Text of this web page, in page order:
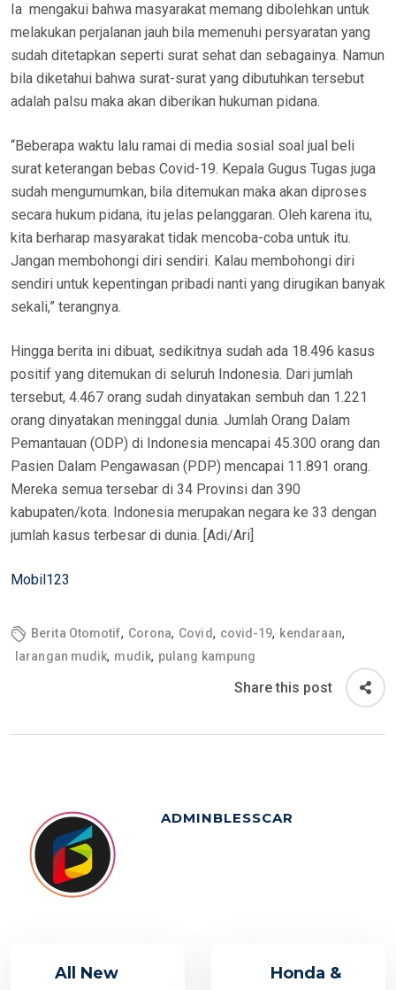
Ia mengakui bahwa masyarakat memang dibolehkan untuk
melakukan perjalanan jauh bila memenuhi persyaratan yang
sudah ditetapkan seperti surat sehat dan sebagainya. Namun
bila diketahui bahwa surat-surat yang dibutuhkan tersebut
adalah palsu maka akan diberikan hukuman pidana.
“Beberapa waktu lalu ramai di media sosial soal jual beli
surat keterangan bebas Covid-19. Kepala Gugus Tugas juga
sudah mengumumkan, bila ditemukan maka akan diproses
secara hukum pidana, itu jelas pelanggaran. Oleh karena itu,
kita berharap masyarakat tidak mencoba-coba untuk itu.
Jangan membohongi diri sendiri. Kalau membohongi diri
sendiri untuk kepentingan pribadi nanti yang dirugikan banyak
sekali,” terangnya.
Hingga berita ini dibuat, sedikitnya sudah ada 18.496 kasus
positif yang ditemukan di seluruh Indonesia. Dari jumlah
tersebut, 4.467 orang sudah dinyatakan sembuh dan 1.221
orang dinyatakan meninggal dunia. Jumlah Orang Dalam
Pemantauan (ODP) di Indonesia mencapai 45.300 orang dan
Pasien Dalam Pengawasan (PDP) mencapai 11.891 orang.
Mereka semua tersebar di 34 Provinsi dan 390
kabupaten/kota. Indonesia merupakan negara ke 33 dengan
jumlah kasus terbesar di dunia. [Adi/Ari]
Mobil123
Berita Otomotif, Corona, Covid, covid-19, kendaraan,
larangan mudik, mudik, pulang kampung
Share this post
ADMINBLESSCAR
All New
Honda &